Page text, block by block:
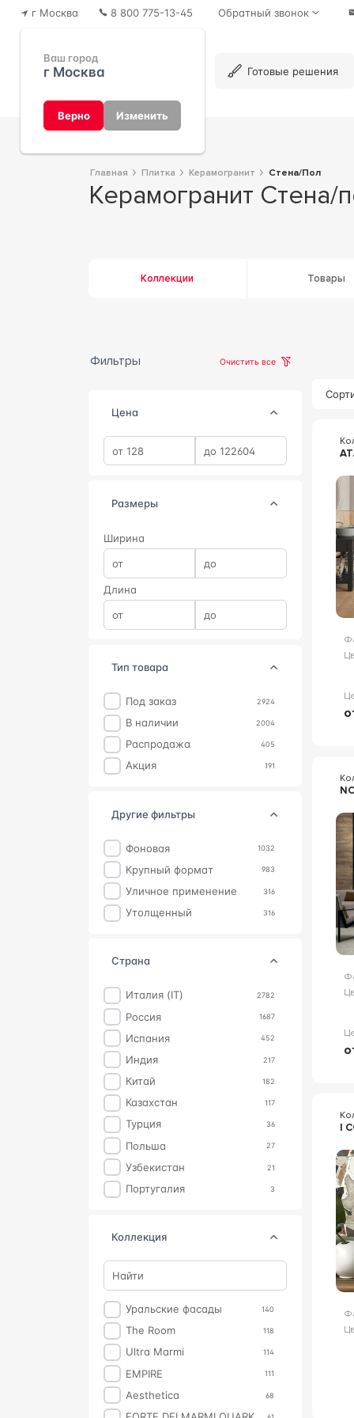
г Москва
Ваш город
г Москва
Верно Изменить
8 800 775-13-45 Обратный звонок
Готовые решения
Главная Плитка Керамогранит Стена/Пол
Керамогранит Стена/
Коллекции Товары
Фильтры Очистить все
Цена
Размеры
Ширина
Длина
тип товара
Под заказ 2924
В наличии 2004
Распродажа 405
Акция 191
другие фильтры
фоновая 1032
крупный формат 983
уличное применение 316
утолщенный 316
страна
Италия (IT) 2782
Россия 1687
Испания 452
Индия 217
Китай 182
Казахстан 117
Турция 36
Польша 27
Узбекистан 21
Португалия 3
коллекция
Уральские фасады 140
The Room 118
Ultra Marmi 114
EMPIRE 111
Aesthetica 68
I